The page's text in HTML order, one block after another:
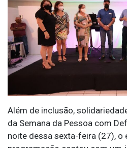
Além de inclusão,
da Semana da Pessoa com
noite dessa sexta-feira (27), o